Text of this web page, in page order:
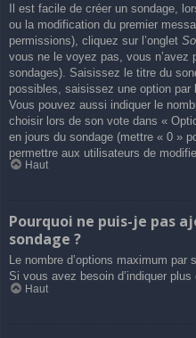
Il est facile de créer un sondage,
ou la modification du premier
permissions), cliquez sur l’onglet
vous ne le voyez pas, vous n’avez
sondages). Saisissez le titre du
possibles, saisissez une option par
Vous pouvez aussi indiquer le
choisir lors de son vote dans «
en jours du sondage (mettre « 0 »
permettre aux utilisateurs de
Haut
Pourquoi ne puis-je pas
sondage ?
Le nombre d’options maximum par
Si vous avez besoin d’indiquer
Haut